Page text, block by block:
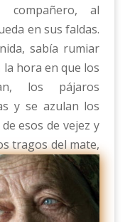
al
en sus faldas.
sabía rumiar
la hora en que los
los pájaros
y se azulan los
esos de vejez y
tragos del mate,